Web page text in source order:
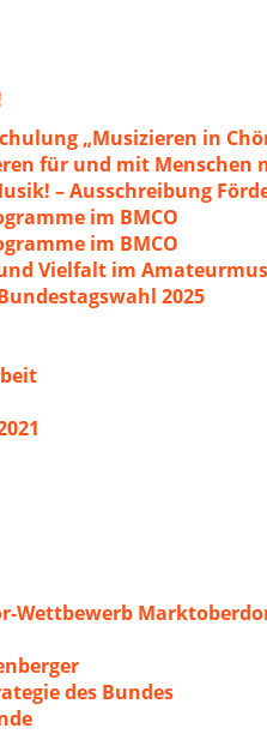
„Musizieren in
für und mit Menschen
– Ausschreibung
im BMCO
im BMCO
Vielfalt im
2025
Wettbewerb
des Bundes